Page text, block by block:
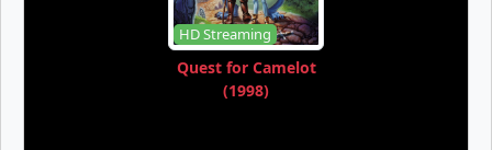
HD Streaming
Quest for Camelot
(1998)